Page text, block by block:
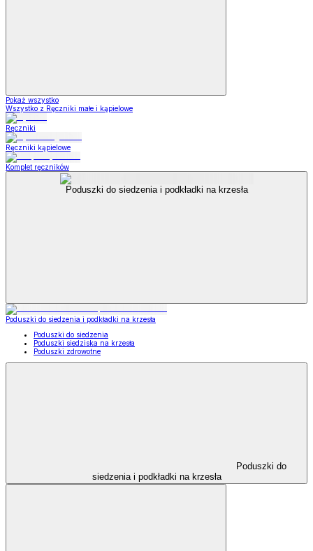
Pokaż wszystko
Wszystko z Ręczniki małe i kąpielowe
Ręczniki
Ręczniki kąpielowe
Komplet ręczników
Poduszki do siedzenia i podkładki na krzesła
Poduszki do siedzenia i podkładki na krzesła
Poduszki do siedzenia
Poduszki siedziska na krzesła
Poduszki zdrowotne
Poduszki do
siedzenia i podkładki na krzesła